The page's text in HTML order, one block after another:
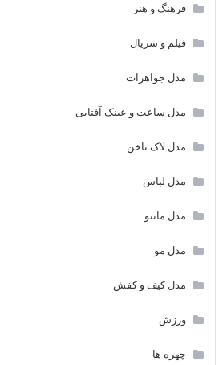
فرهنگ و هنر
فیلم و سریال
مدل جواهرات
مدل ساعت و عینک آفتابی
مدل لاک ناخن
مدل لباس
مدل مانتو
مدل مو
مدل کیف و کفش
ورزش
چهره ها